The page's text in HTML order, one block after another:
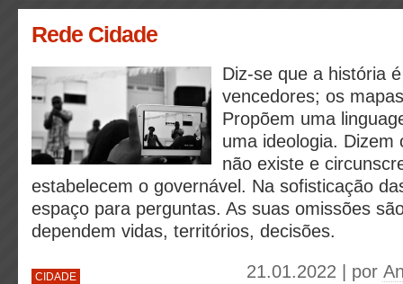
Rede Cidade
Diz-se que a história
vencedores; os
Propõem uma
uma ideologia. Dizem
não existe e
estabelecem o governável. Na sofisticação
espaço para perguntas. As suas omissões
dependem vidas, territórios, decisões.
CIDADE 21.01.2022 | por